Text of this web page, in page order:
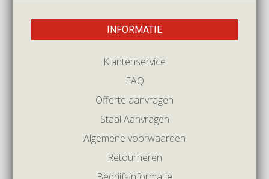
INFORMATIE
Klantenservice
FAQ
Offerte aanvragen
Staal Aanvragen
Algemene voorwaarden
Retourneren